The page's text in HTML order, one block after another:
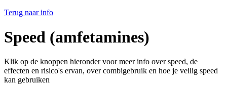
Terug naar info
Speed (amfetamines)
Klik op de knoppen hieronder voor meer info over speed, de
effecten en risico's ervan, over combigebruik en hoe je veilig speed
kan gebruiken